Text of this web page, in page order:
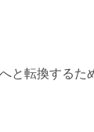
と転換するた